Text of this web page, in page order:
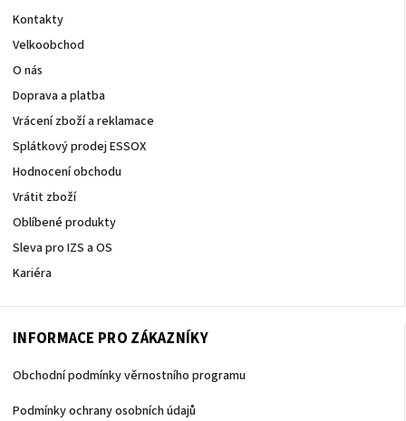
Kontakty
Velkoobchod
O nás
Doprava a platba
Vrácení zboží a reklamace
Splátkový prodej ESSOX
Hodnocení obchodu
Vrátit zboží
Oblíbené produkty
Sleva pro IZS a OS
Kariéra
INFORMACE PRO ZÁKAZNÍKY
Obchodní podmínky věrnostního programu
Podmínky ochrany osobních údajů